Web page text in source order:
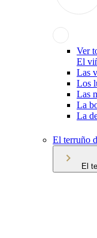
Ver
El
Las
Los
Las
La
La
El terruño
El